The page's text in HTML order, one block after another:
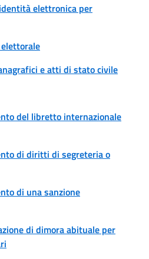
elettronica per
e atti di stato civile
del libretto internazionale
di diritti di segreteria o
di una sanzione
di dimora abituale per